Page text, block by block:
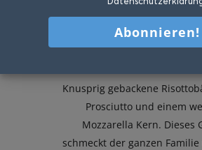
Knusprig gebackene
Prosciutto und einem
Mozzarella Kern. Dieses
schmeckt der ganzen